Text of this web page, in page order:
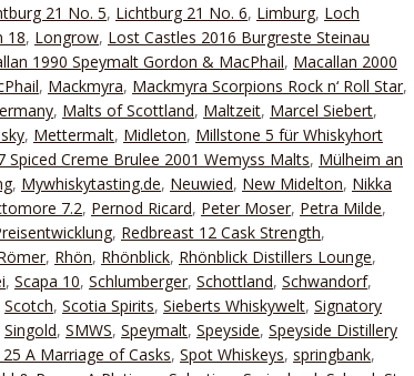
21 No. 5, Lichtburg 21 No. 6, Limburg, Loch
18, Longrow, Lost Castles 2016 Burgreste Steinau
1990 Speymalt Gordon & MacPhail, Macallan 2000
, Mackmyra, Mackmyra Scorpions Rock n‘ Roll Star,
, Malts of Scottland, Maltzeit, Marcel Siebert,
, Mettermalt, Midleton, Millstone 5 für Whiskyhort
Spiced Creme Brulee 2001 Wemyss Malts, Mülheim an
, Mywhiskytasting.de, Neuwied, New Midelton, Nikka
7.2, Pernod Ricard, Peter Moser, Petra Milde,
, Redbreast 12 Cask Strength,
, Rhön, Rhönblick, Rhönblick Distillers Lounge,
, Scapa 10, Schlumberger, Schottland, Schwandorf,
Scotch, Scotia Spirits, Sieberts Whiskywelt, Signatory
Singold, SMWS, Speymalt, Speyside, Speyside Distillery
A Marriage of Casks, Spot Whiskeys, springbank,